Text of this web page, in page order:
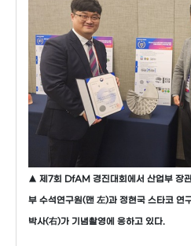
▲ 제7회 DfAM 경진대회에서 산업부 장
부 수석연구원(맨 左)과 정현국 스타코 연
박사(右)가 기념촬영에 응하고 있다.